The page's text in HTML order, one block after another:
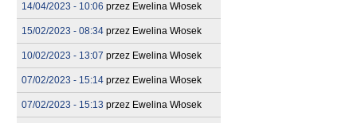
14/04/2023 - 10:06 przez Ewelina Włosek
15/02/2023 - 08:34 przez Ewelina Włosek
10/02/2023 - 13:07 przez Ewelina Włosek
07/02/2023 - 15:14 przez Ewelina Włosek
07/02/2023 - 15:13 przez Ewelina Włosek